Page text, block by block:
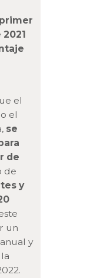
el
el
se
de
de
y
un
y